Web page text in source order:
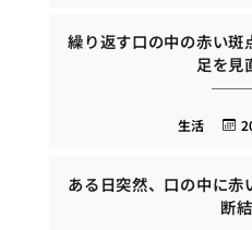
繰り返す口の中の赤い斑
足を見
生活
ある日突然、口の中に
断